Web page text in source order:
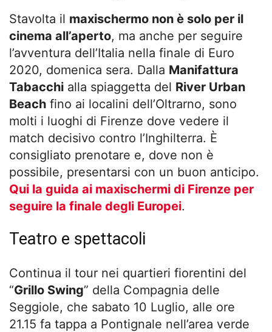
Stavolta il maxischermo non è solo per il
cinema all’aperto, ma anche per seguire
l’avventura dell’Italia nella finale di Euro
2020, domenica sera. Dalla Manifattura
Tabacchi alla spiaggetta del River Urban
Beach fino ai localini dell’Oltrarno, sono
molti i luoghi di Firenze dove vedere il
match decisivo contro l’Inghilterra. È
consigliato prenotare e, dove non è
possibile, presentarsi con un buon anticipo.
Qui la guida ai maxischermi di Firenze per
seguire la finale degli Europei.
Teatro e spettacoli
Continua il tour nei quartieri fiorentini del
“Grillo Swing” della Compagnia delle
Seggiole, che sabato 10 Luglio, alle ore
21.15 fa tappa a Pontignale nell’area verde